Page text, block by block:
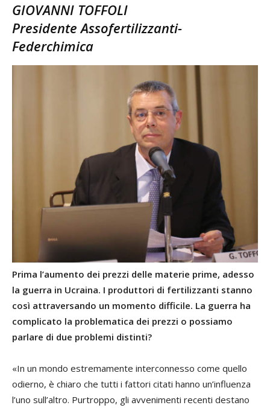
GIOVANNI TOFFOLI
Presidente Assofertilizzanti-
Federchimica
Prima l’aumento dei prezzi delle materie prime, adesso
la guerra in Ucraina. I produttori di fertilizzanti stanno
così attraversando un momento difficile. La guerra ha
complicato la problematica dei prezzi o possiamo
parlare di due problemi distinti?
«In un mondo estremamente interconnesso come quello
odierno, è chiaro che tutti i fattori citati hanno un’influenza
l’uno sull’altro. Purtroppo, gli avvenimenti recenti destano